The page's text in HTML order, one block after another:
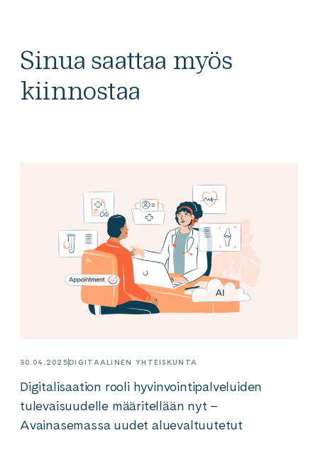
Sinua saattaa myös
kiinnostaa
30.04.2025DIGITAALINEN YHTEISKUNTA
Digitalisaation rooli hyvinvointipalveluiden
tulevaisuudelle määritellään nyt –
Avainasemassa uudet aluevaltuutetut